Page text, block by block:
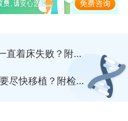
着床失败？附维D
尽快移植？附检查